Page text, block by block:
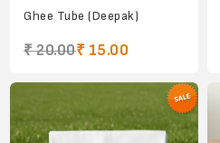
Ghee Tube (Deepak)
₹ 20.00₹ 15.00